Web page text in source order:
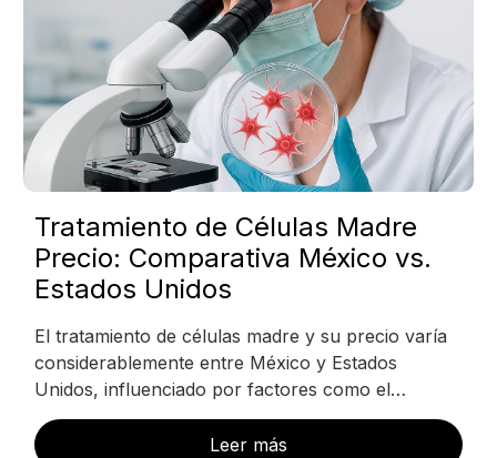
Tratamiento de Células Madre
Precio: Comparativa México vs.
Estados Unidos
El tratamiento de células madre y su precio varía
considerablemente entre México y Estados
Unidos, influenciado por factores como el…
Leer más